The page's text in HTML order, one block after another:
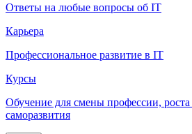
Ответы на любые вопросы об IT
Карьера
Профессиональное развитие в IT
Курсы
Обучение для смены профессии, роста
саморазвития